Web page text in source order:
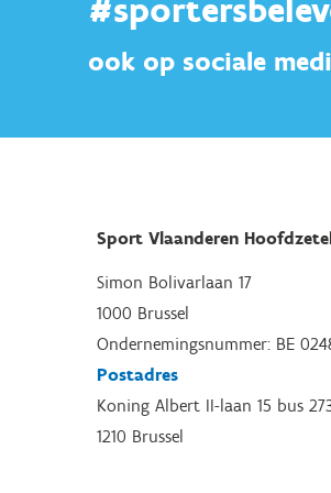
ook op sociale
Sport Vlaanderen
Simon Bolivarlaan 17
1000 Brussel
Ondernemingsnummer: BE
Postadres
Koning Albert II-laan 15 bus
1210 Brussel